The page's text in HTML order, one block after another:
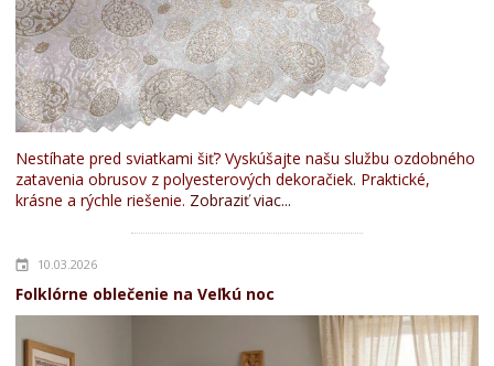
Nestíhate pred sviatkami šiť? Vyskúšajte našu službu ozdobného
zatavenia obrusov z polyesterových dekoračiek. Praktické,
krásne a rýchle riešenie. Zobraziť viac...
10.03.2026
Folklórne oblečenie na Veľkú noc